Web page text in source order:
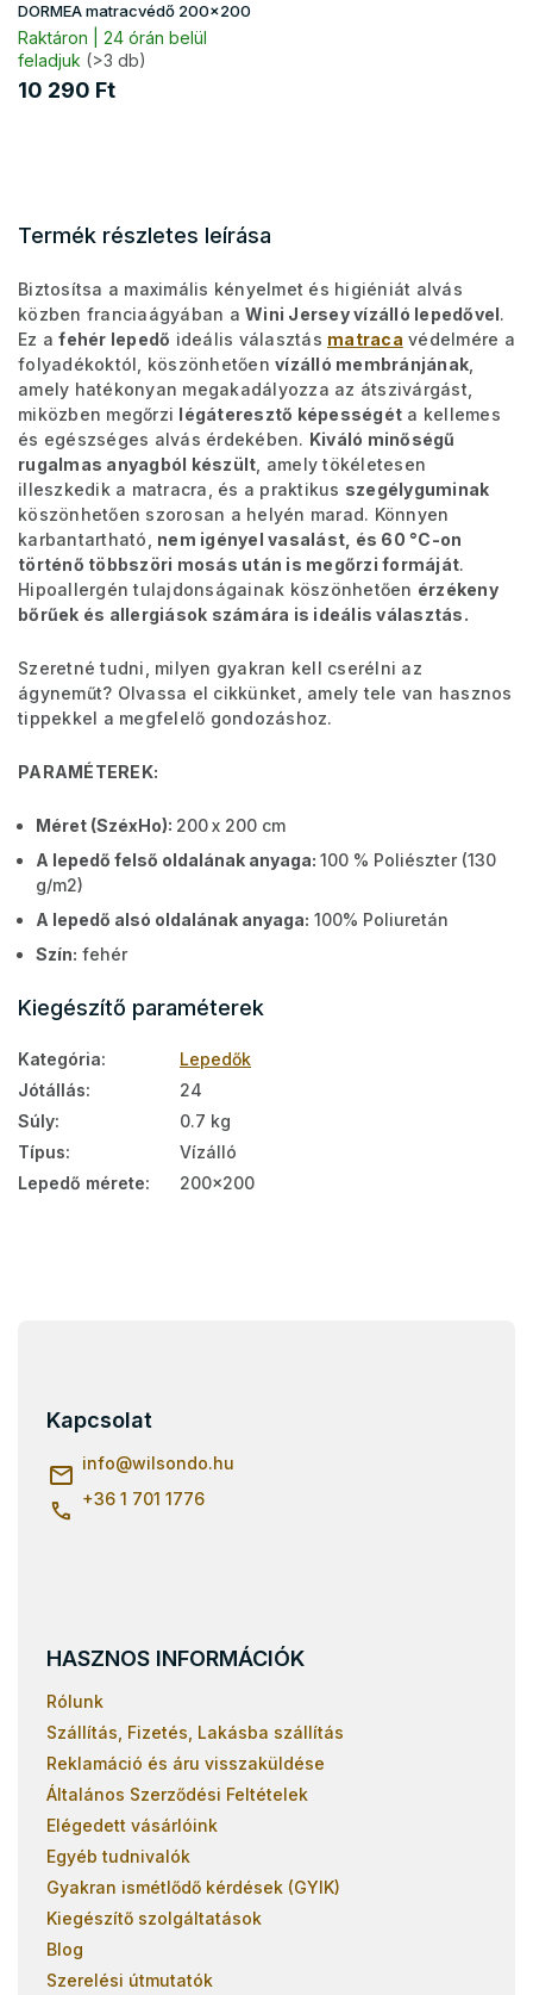
DORMEA matracvédő 200x200
Raktáron | 24 órán belül
feladjuk (>3 db)
10 290 Ft
Termék részletes leírása
Biztosítsa a maximális kényelmet és higiéniát alvás
közben franciaágyában a Wini Jersey vízálló lepedővel.
Ez afehér lepedő ideális választás matraca védelmére a
folyadékoktól, köszönhetően vízálló membránjának
amely hatékonyan megakadályozza az átszivárgást,
miközben megőrzi légáteresztő képességét a kellemes
és egészséges alvás érdekében. Kiváló minőségű
rugalmas anyagból készült , amely tökéletesen
illeszkedik a matracra, és a praktikus szegélyguminak
köszönhetően szorosan a helyén marad. Könnyen
karbantartható, nem igényel vasalást, és 60 °C-on
történő többszöri mosás után is megőrzi formáját.
Hipoallergén tulajdonságainak köszönhetően érzékeny
bőrűek és allergiások számára is ideális választás.
Szeretné tudni, milyen gyakran kell cserélni az
ágyneműt? Olvassa el cikkünket, amely tele van hasznos
tippekkel a megfelelő gondozáshoz.
PARAMÉTEREK:
Méret (SzéxHo): 200x 200 cm
A lepedő felső oldalának anyaga: 100 % Poliészter (130
g/m2)
A lepedő alsó oldalának anyaga: 100% Poliuretán
Szín: fehér
Kiegészítő paraméterek
Kategória:
Lepedők
Jótállás:
24
Súly:
0.7 kg
Típus:
Vízálló
Lepedő mérete: 200x200
Kapcsolat
info@wilsondo.hu
+36 1 701 1776
HASZNOS INFORMÁCIÓK
Rólunk
Szállítás, Fizetés, Lakásba szállítás
Reklamáció és áru visszaküldése
Általános Szerződési Feltételek
Elégedett vásárlóink
Egyéb tudnivalók
Gyakran ismétlődő kérdések (GYIK)
Kiegészítő szolgáltatások
Blog
Szerelési útmutatók